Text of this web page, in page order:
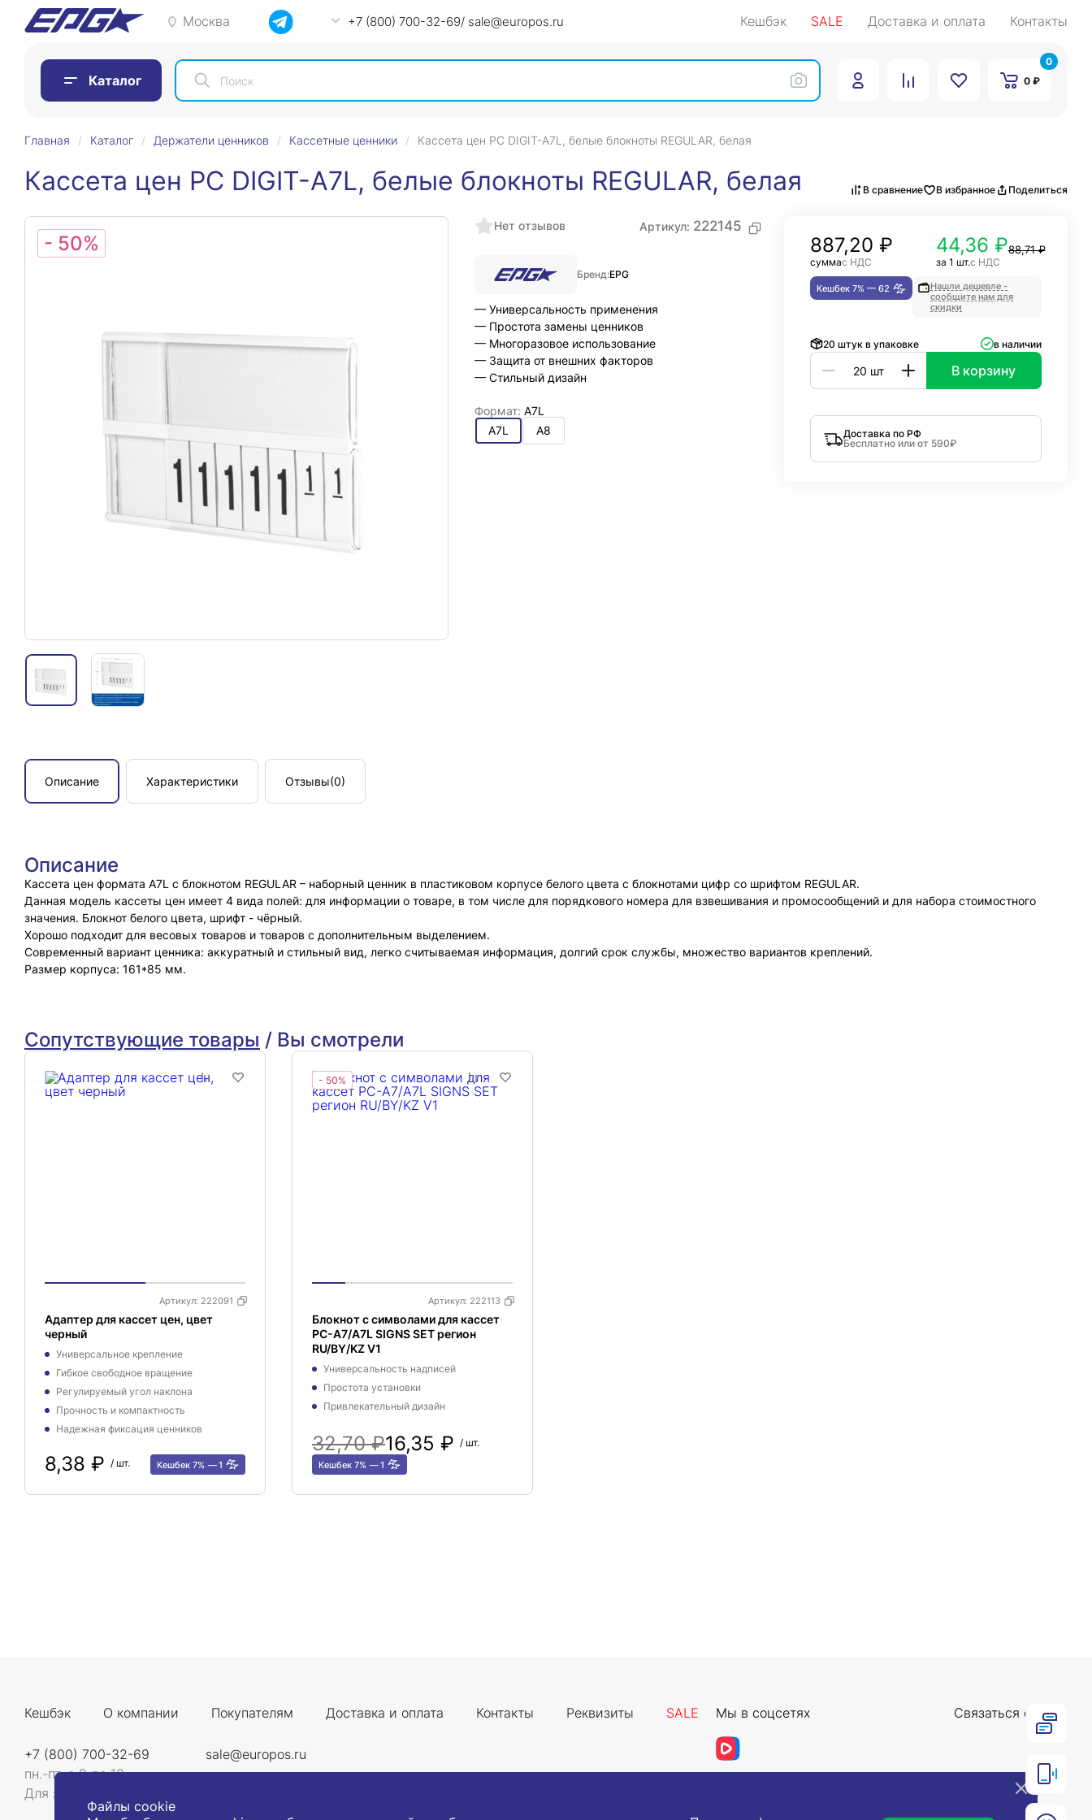
Москва +7 (800) 700-32-69/ sale@europos.ru Кешбэк SALE Доставка и оплата Контакты
Каталог 0 ₽
0
Главная Каталог Держатели ценников Кассетные ценники Кассета цен PC DIGIT-A7L, белые блокноты REGULAR, белая
Кассета цен PC DIGIT-A7L, белые блокноты REGULAR, белая В сравнение В избранное Поделиться
- 50%
Нет отзывов Артикул: 222145
Бренд:EPG
— Универсальность применения
— Простота замены ценников
— Многоразовое использование
— Защита от внешних факторов
— Стильный дизайн
Формат: A7L
A7L
A8
887,20 ₽
суммас НДС
44,36 ₽88,71 ₽
за 1 шт.с НДС
Кешбек 7% — 62
Нашли дешевле -
сообщите нам для
скидки
20 штук в упаковке в наличии
В корзину
Доставка по РФ
Бесплатно или от 590₽
Описание Характеристики Отзывы(0)
Описание
Кассета цен формата A7L с блокнотом REGULAR – наборный ценник в пластиковом корпусе белого цвета с блокнотами цифр со шрифтом REGULAR.
Данная модель кассеты цен имеет 4 вида полей: для информации о товаре, в том числе для порядкового номера для взвешивания и промосообщений и для набора стоимостного
значения. Блокнот белого цвета, шрифт - чёрный.
Хорошо подходит для весовых товаров и товаров с дополнительным выделением.
Современный вариант ценника: аккуратный и стильный вид, легко считываемая информация, долгий срок службы, множество вариантов креплений.
Размер корпуса: 161*85 мм.
Сопутствующие товары / Вы смотрели
Артикул: 222091
Адаптер для кассет цен, цвет
черный
Универсальное крепление
Гибкое свободное вращение
Регулируемый угол наклона
Прочность и компактность
Надежная фиксация ценников
8,38 ₽ / шт. Кешбек 7% 1
- 50%
Артикул: 222113
Блокнот с символами для кассет
PC-A7/A7L SIGNS SET регион
RU/BY/KZ V1
Универсальность надписей
Простота установки
Привлекательный дизайн
32,70 ₽16,35 ₽ / шт.
Кешбек 7% 1
Кешбэк О компании Покупателям Доставка и оплата Контакты Реквизиты SALE
+7 (800) 700-32-69
пн.-пт. с 9 до 18
Для звонков со всей России
sale@europos.ru
Мы в соцсетях Связаться с нами
Файлы cookie